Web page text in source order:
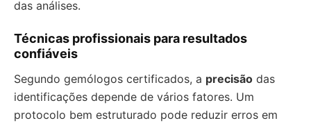
das análises.
Técnicas profissionais para resultados
confiáveis
Segundo gemólogos certificados, a precisão das
identificações depende de vários fatores. Um
protocolo bem estruturado pode reduzir erros em